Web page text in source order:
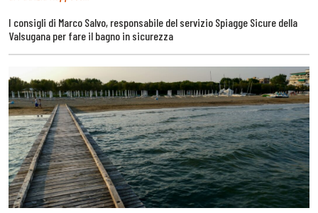
I consigli di Marco Salvo, responsabile del servizio Spiagge Sicure della
Valsugana per fare il bagno in sicurezza